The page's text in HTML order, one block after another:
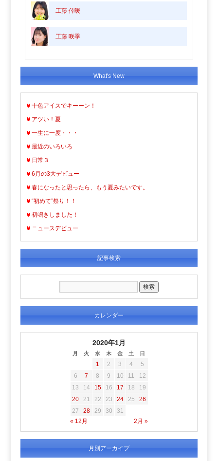
工藤 倖暖
工藤 咲季
What's New
十色アイスでキーーン！
アツい！夏
一生に一度・・・
最近のいろいろ
日常３
6月の3大デビュー
春になったと思ったら、もう夏みたいです。
“初めて”祭り！！
初鳴きしました！
ニュースデビュー
記事検索
カレンダー
2020年1月
月 火 水 木 金 土 日
« 12月 2月 »
1 2 3 4
5
6
7 8 9 10 11
12
13
14 15 16 17 18
19
20
21 22 23 24 25
26
27
28 29 30 31
月別アーカイブ